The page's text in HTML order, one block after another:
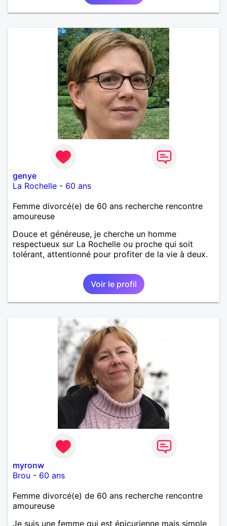
genye
La Rochelle - 60 ans
Femme divorcé(e) de 60 ans recherche rencontre
amoureuse
Douce et généreuse, je cherche un homme
respectueux sur La Rochelle ou proche qui soit
tolérant, attentionné pour profiter de la vie à deux.
Voir le profil
myronw
Brou - 60 ans
Femme divorcé(e) de 60 ans recherche rencontre
amoureuse
Je suis une femme qui est épicurienne mais simple